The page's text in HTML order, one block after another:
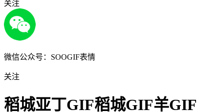
关注
微信公众号：SOOGIF表情
关注
稻城亚丁GIF稻城GIF羊GIF